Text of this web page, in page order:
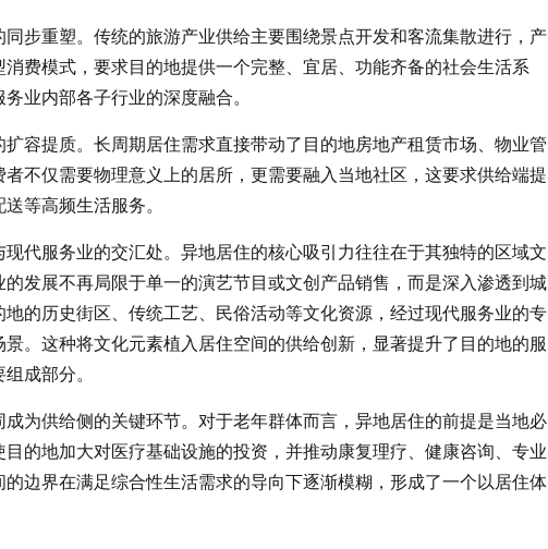
步重塑。传统的旅游产业供给主要围绕景点开发和客流集散进行，产
费模式，要求目的地提供一个完整、宜居、功能齐备的社会生活系
业内部各子行业的深度融合。
容提质。长周期居住需求直接带动了目的地房地产租赁市场、物业管
不仅需要物理意义上的居所，更需要融入当地社区，这要求供给端提
等高频生活服务。
代服务业的交汇处。异地居住的核心吸引力往往在于其独特的区域文
发展不再局限于单一的演艺节目或文创产品销售，而是深入渗透到城
的历史街区、传统工艺、民俗活动等文化资源，经过现代服务业的专
。这种将文化元素植入居住空间的供给创新，显著提升了目的地的服
成部分。
为供给侧的关键环节。对于老年群体而言，异地居住的前提是当地必
的地加大对医疗基础设施的投资，并推动康复理疗、健康咨询、专业
边界在满足综合性生活需求的导向下逐渐模糊，形成了一个以居住体